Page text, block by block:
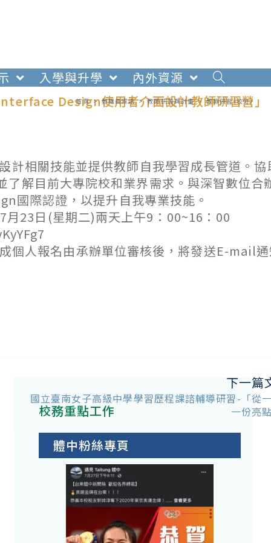
入學與升學
內外資源
Design使用者介面設計教師研習營」
首頁 > 教職員資訊 > 教師研習與計畫 > 教師研習(校外)
計相關技能並提供教師自我學習成長管道。
解目前大專院校和業界需求。與深智數位合
國際認證，以提升自我專業技能。
23日(星期二)兩天上午9：00~16：00
個人報名由承辦單位審核後，將發送E-mail
下一篇
國立臺南女子高級中學學習歷程課諮輔導研習-「從
一份亮
校務重點工作
體中粉絲專頁